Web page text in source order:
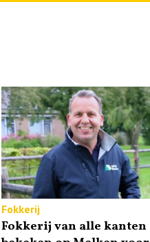
Fokkerij
Fokkerij van alle kanten